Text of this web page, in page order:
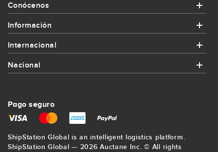
Conócenos
Regístrate
Información
Promociones y cupones
Envíos para empresas
Precio mínimo garantizado
Internacional
Enviar paquete a Francia
Enviar paquete a Estados Unidos
Nacional
Enviar paquete a Bilbao
Enviar paquete a La Coruña
Pago seguro
ShipStation Global is an intelligent logistics platform.
ShipStation Global — 2026 Auctane Inc. © All rights